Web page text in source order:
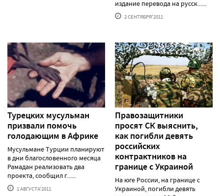
издание перевода на русск......
2 СЕНТЯБРЯ'2011
Турецких мусульман
призвали помочь
голодающим в Африке
Мусульмане Турции планируют
в дни благословенного месяца
Рамадан реализовать два
проекта, сообщил г......
1 АВГУСТА'2011
Правозащитники
просят СК выяснить,
как погибли девять
российских
контрактников на
границе с Украиной
На юге России, на границе с
Украиной, погибли девять